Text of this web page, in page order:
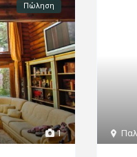
1
Πώληση